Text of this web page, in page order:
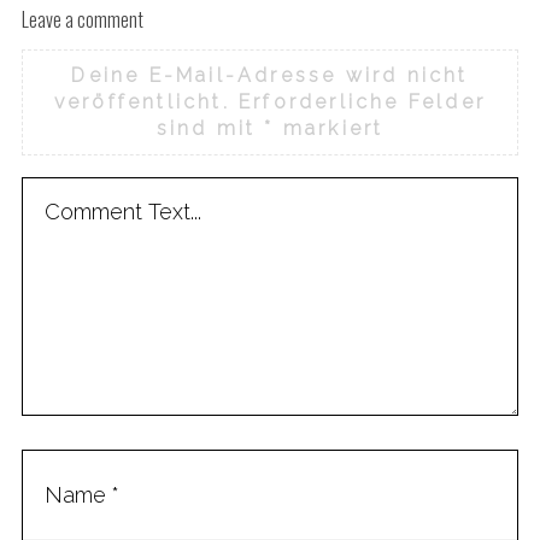
Leave a comment
Deine E-Mail-Adresse wird nicht
veröffentlicht.
Erforderliche Felder
sind mit * markiert